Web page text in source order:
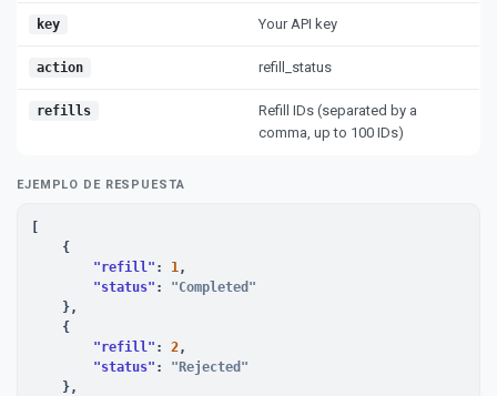
key Your API key
action refill_status
refills
Refill IDs (separated by a
comma, up to 100 IDs)
EJEMPLO DE RESPUESTA
"refill" : 1,
"status" : "Completed"
"refill" : 2,
"status" : "Rejected"